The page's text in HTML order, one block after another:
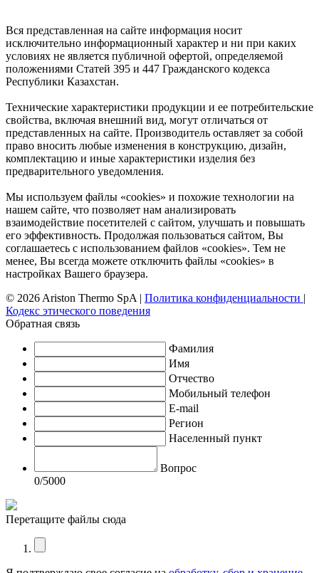
Вся представленная на сайте информация носит
исключительно информационный характер и ни при каких
условиях не является публичной офертой, определяемой
положениями Статей 395 и 447 Гражданского кодекса
Республики Казахстан.
Технические характеристики продукции и ее потребительские
свойства, включая внешний вид, могут отличаться от
представленных на сайте. Производитель оставляет за собой
право вносить любые изменения в конструкцию, дизайн,
комплектацию и иные характеристики изделия без
предварительного уведомления.
Мы используем файлы «cookies» и похожие технологии на
нашем сайте, что позволяет нам анализировать
взаимодействие посетителей с сайтом, улучшать и повышать
его эффективность. Продолжая пользоваться сайтом, Вы
соглашаетесь с использованием файлов «cookies». Тем не
менее, Вы всегда можете отключить файлы «cookies» в
настройках Вашего браузера.
© 2026 Ariston Thermo SpA | Политика конфиденциальности |
Кодекс этического поведения
Обратная связь
Фамилия
Имя
Отчество
Мобильный телефон
E-mail
Регион
Населенный пункт
Вопрос
0/5000
Перетащите файлы сюда